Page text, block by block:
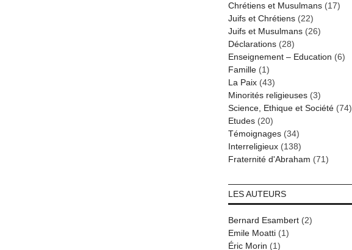
Chrétiens et Musulmans(17)
Juifs et Chrétiens(22)
Juifs et Musulmans(26)
Déclarations(28)
Enseignement – Education (6)
Famille(1)
La Paix(43)
Minorités religieuses(3)
Science, Ethique et Société(74)
Etudes(20)
Témoignages(34)
Interreligieux(138)
Fraternité d'Abraham (71)
LES AUTEURS
Bernard Esambert(2)
Emile Moatti(1)
Éric Morin (1)